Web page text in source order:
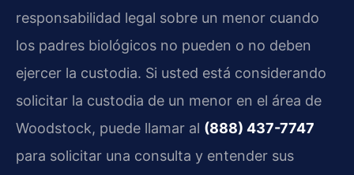
responsabilidad legal sobre un menor cuando
los padres biológicos no pueden o no deben
ejercer la custodia. Si usted está considerando
solicitar la custodia de un menor en el área de
Woodstock, puede llamar al (888) 437-7747
para solicitar una consulta y entender sus